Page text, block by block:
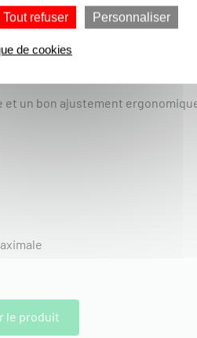
un bon ajustement
le produit
Tout refuser Personnaliser
de cookies